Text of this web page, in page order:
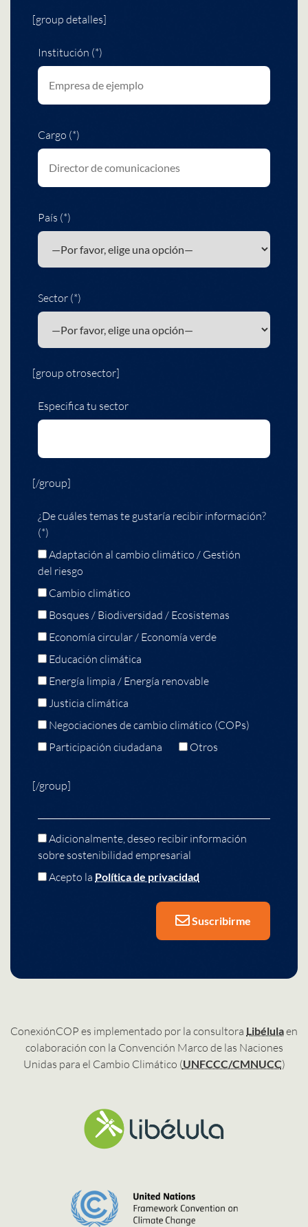
[group detalles]
Institución (*)
Cargo (*)
País (*)
Sector (*)
[group otrosector]
Especifica tu sector
[/group]
¿De cuáles temas te gustaría recibir información?
(*)
Adaptación al cambio climático / Gestión
del riesgo
Cambio climático
Bosques / Biodiversidad / Ecosistemas
Economía circular / Economía verde
Educación climática
Energía limpia / Energía renovable
Justicia climática
Negociaciones de cambio climático (COPs)
Participación ciudadana
Otros
[/group]
Adicionalmente, deseo recibir información
sobre sostenibilidad empresarial
Acepto la Política de privacidad
Suscribirme
ConexiónCOP es implementado por la consultora Libélulaen
colaboración con la Convención Marco de las Naciones
Unidas para el Cambio Climático (UNFCCC/CMNUCC)